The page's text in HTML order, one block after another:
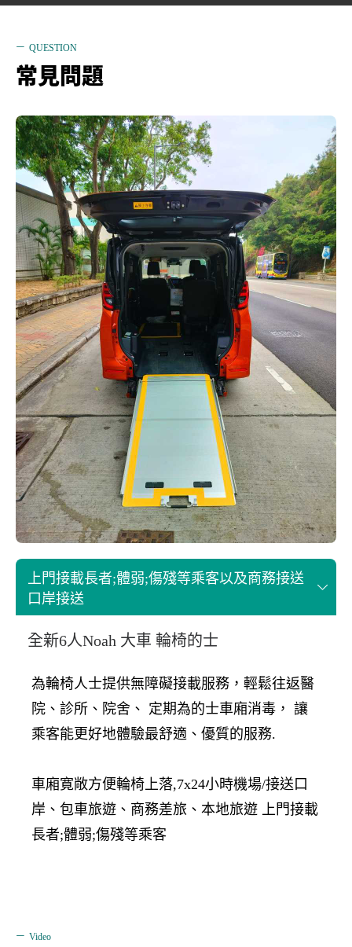
QUESTION
常見問題
上門接載長者;體弱;傷殘等乘客以及商務接送
口岸接送
全新6人Noah 大車 輪椅的士
為輪椅人士提供無障礙接載服務，輕鬆往返醫
院、診所、院舍、 定期為的士車廂消毒， 讓
乘客能更好地體驗最舒適、優質的服務.
車廂寛敞方便輪椅上落,7x24小時機場/接送口
岸、包車旅遊、商務差旅、本地旅遊 上門接載
長者;體弱;傷殘等乘客
Video